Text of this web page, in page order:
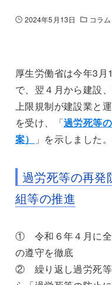
2024年5月13日 コラム
厚生労働省は今年3月
で、翌４月から建設
上限規制が建設業と
を受け、「過労死等
案）
」を示しました
過労死等の再発
組等の推進
① 令和６年４月に全
の遵守を徹底
② 繰り返し過労死等